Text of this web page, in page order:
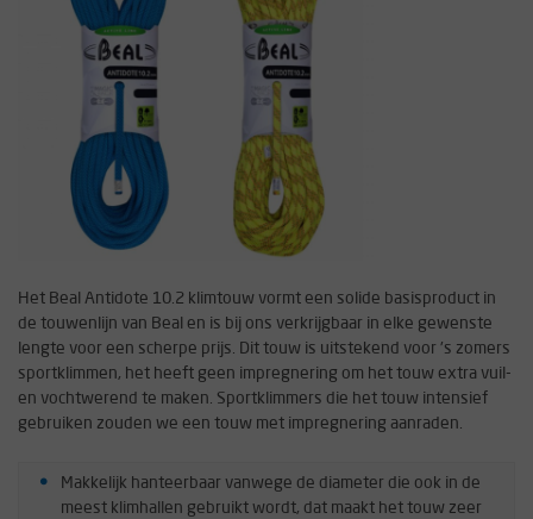
Het Beal Antidote 10.2 klimtouw vormt een solide basisproduct in
de touwenlijn van Beal en is bij ons verkrijgbaar in elke gewenste
lengte voor een scherpe prijs. Dit touw is uitstekend voor 's zomers
sportklimmen, het heeft geen impregnering om het touw extra vuil-
en vochtwerend te maken. Sportklimmers die het touw intensief
gebruiken zouden we een touw met impregnering aanraden.
Makkelijk hanteerbaar vanwege de diameter die ook in de
meest klimhallen gebruikt wordt, dat maakt het touw zeer